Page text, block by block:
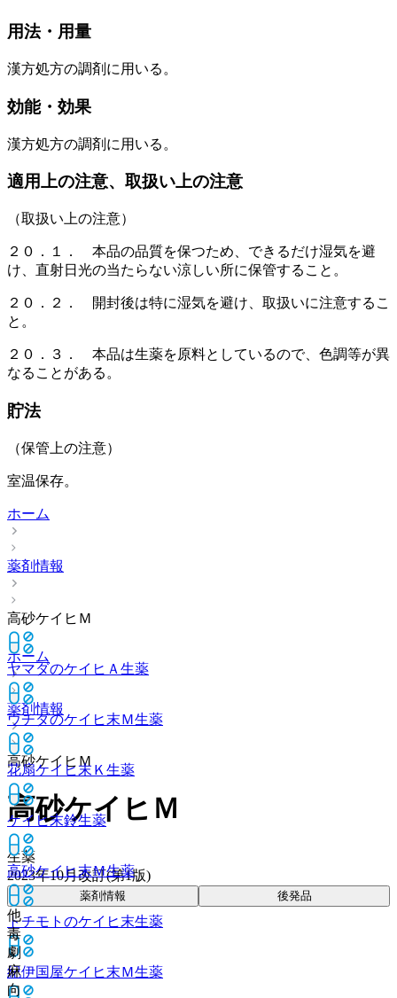
用法・用量
漢方処方の調剤に用いる。
効能・効果
漢方処方の調剤に用いる。
適用上の注意、取扱い上の注意
（取扱い上の注意）
２０．１． 本品の品質を保つため、できるだけ湿気を避
け、直射日光の当たらない涼しい所に保管すること。
２０．２． 開封後は特に湿気を避け、取扱いに注意するこ
と。
２０．３． 本品は生薬を原料としているので、色調等が異
なることがある。
貯法
（保管上の注意）
室温保存。
ホーム
薬剤情報
高砂ケイヒＭ
ヤマダのケイヒＡ 生薬
ウチダのケイヒ末Ｍ生薬
花扇ケイヒ末Ｋ 生薬
ケイヒ末鈴生薬
高砂ケイヒ末Ｍ生薬
トチモトのケイヒ末生薬
紀伊国屋ケイヒ末Ｍ生薬
ホーム
薬剤情報
高砂ケイヒＭ
高砂ケイヒＭ
生薬
2023年10月改訂(第1版)
薬剤情報 後発品
他
毒
劇
麻
向